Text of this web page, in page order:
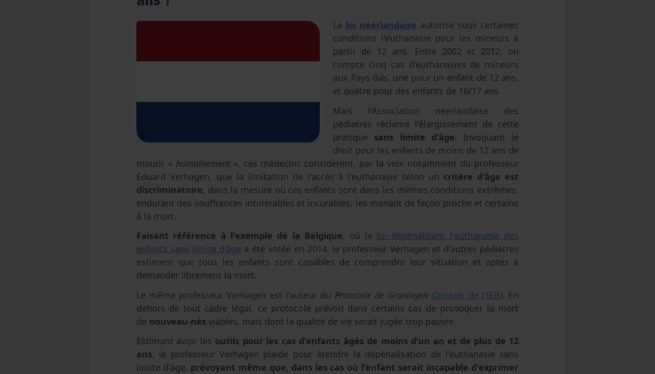
Eugénisme
Transhumanisme
Intelligence artificielle
La loi néerlandaise autorise sous certaines
conditions l'euthanasie pour les mineurs à
partir de 12 ans. Entre 2002 et 2012, on
compte cinq cas d'euthanasies de mineurs
aux Pays-Bas, une pour un enfant de 12 ans,
et quatre pour des enfants de 16/17 ans.
Mais l'Association néerlandaise des
pédiatres réclame l'élargissement de cette
pratique sans limite d'âge. Invoquant le
droit pour les enfants de moins de 12 ans de
mourir « humainement », ces médecins considèrent, par la voix notamment du professeur
Eduard Verhagen, que la limitation de l'accès à l'euthanasie selon un critère d'âge est
discriminatoire, dans la mesure où ces enfants sont dans les mêmes conditions extrêmes,
endurant des souffrances intolérables et incurables, les menant de façon proche et certaine
à la mort.
Faisant référence à l'exemple de la Belgique, où la loi dépénalisant l'euthanasie des
enfants sans limite d'âge a été votée en 2014, le professeur Verhagen et d'autres pédiatres
estiment que tous les enfants sont capables de comprendre leur situation et aptes à
demander librement la mort.
Le même professeur Verhagen est l'auteur du Protocole de Groningen (Dossier de l'IEB). En
dehors de tout cadre légal, ce protocole prévoit dans certains cas de provoquer la mort
de nouveau-nés viables, mais dont la qualité de vie serait jugée trop pauvre.
Estimant avoir les outils pour les cas d'enfants âgés de moins d'un an et de plus de 12
ans, le professeur Verhagen plaide pour étendre la dépénalisation de l'euthanasie sans
limite d'âge, prévoyant même que, dans les cas où l'enfant serait incapable d'exprimer